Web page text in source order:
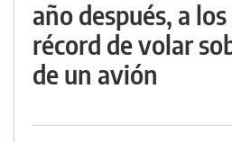
año después, a
récord de volar
de un avión